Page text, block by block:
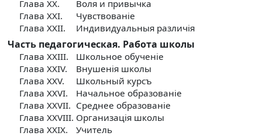
Глава XX.
Воля и привычка
Глава XXI.
Чувствованiе
Глава XXII.
Индивидуальныя различiя
Часть педагогическая. Работа школы
Глава XXIII.
Школьное обученiе
Глава XXIV.
Внушенiя школы
Глава XXV.
Школьный курсъ
Глава XXVI.
Начальное образованiе
Глава XXVII. Среднее образованiе
Глава XXVIII. Организацiя школы
Глава XXIX.
Учитель